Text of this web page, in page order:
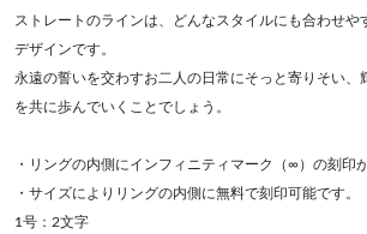
ストレートのラインは、どんなスタイルにも合わせや
デザインです。
永遠の誓いを交わすお二人の日常にそっと寄りそい、
を共に歩んでいくことでしょう。
・リングの内側にインフィニティマーク（∞）の刻印
・サイズによりリングの内側に無料で刻印可能です。
1号：2文字